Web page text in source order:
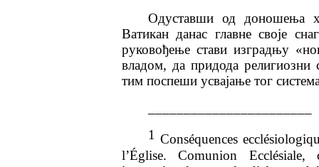
Одуставши од доношења
Ватикан данас главне своје
руковођење стави изградњу
владом, да придода религиозни
тим поспеши усвајање тог
1 Conséquences
l’Église. Comunion